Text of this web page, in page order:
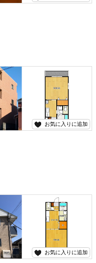
りました。
お気に入りに追加
お気に入りに追加